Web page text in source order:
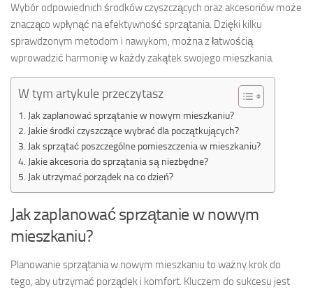
Wybór odpowiednich środków czyszczących oraz akcesoriów może
znacząco wpłynąć na efektywność sprzątania. Dzięki kilku
sprawdzonym metodom i nawykom, można z łatwością
wprowadzić harmonię w każdy zakątek swojego mieszkania.
W tym artykule przeczytasz
Jak zaplanować sprzątanie w nowym mieszkaniu?
Jakie środki czyszczące wybrać dla początkujących?
Jak sprzątać poszczególne pomieszczenia w mieszkaniu?
Jakie akcesoria do sprzątania są niezbędne?
Jak utrzymać porządek na co dzień?
Jak zaplanować sprzątanie w nowym
mieszkaniu?
Planowanie sprzątania w nowym mieszkaniu to ważny krok do
tego, aby utrzymać porządek i komfort. Kluczem do sukcesu jest